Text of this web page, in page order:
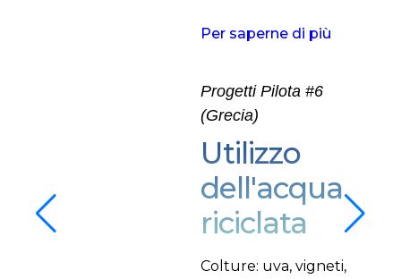
Per saperne di più
Progetti Pilota #6
(Grecia)
Utilizzo
dell'acqua
riciclata
Colture: uva, vigneti,